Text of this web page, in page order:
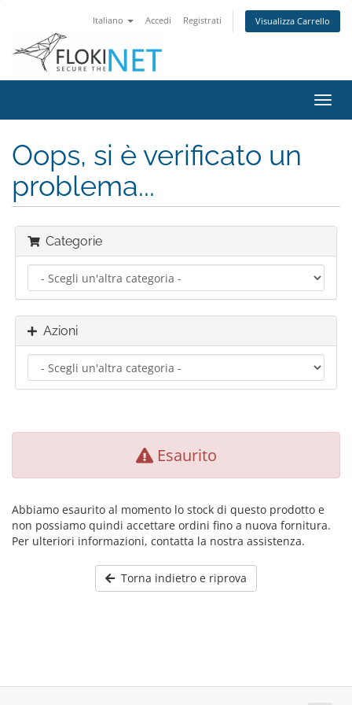
Italiano Accedi Registrati Visualizza Carrello
Attiva
Oops, si è verificato un
problema...
Categorie
Azioni
Esaurito
Abbiamo esaurito al momento lo stock di questo prodotto e
non possiamo quindi accettare ordini fino a nuova fornitura.
Per ulteriori informazioni, contatta la nostra assistenza.
Torna indietro e riprova